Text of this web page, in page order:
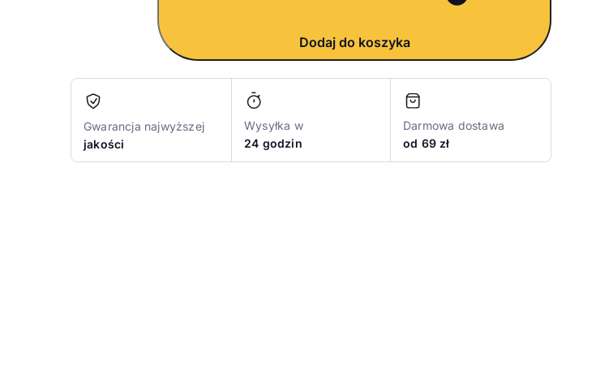
Dodaj do koszyka
Gwarancja najwyższej
jakości
Wysyłka w
24 godzin
Darmowa dostawa
od 69 zł